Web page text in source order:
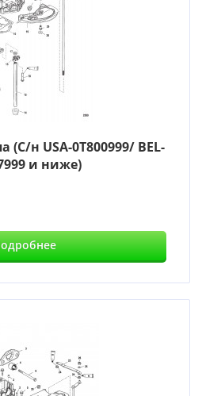
(С/н USA-0T800999/ BEL-
и ниже)